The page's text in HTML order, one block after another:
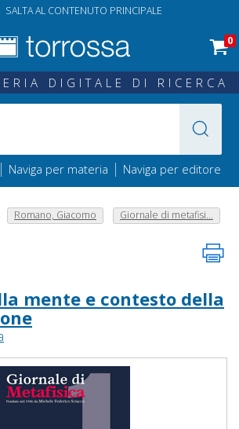
SALTA AL CONTENUTO PRINCIPALE
0
DIGITALE DI RICERCA
| Naviga per materia | Naviga per editore
Romano, Giacomo Giornale di metafisi...
mente e contesto della